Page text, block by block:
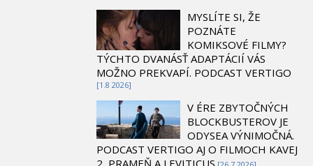
MYSLÍTE SI, ŽE
POZNÁTE
KOMIKSOVÉ FILMY?
TÝCHTO DVANÁSŤ ADAPTÁCIÍ VÁS
MOŽNO PREKVAPÍ. PODCAST VERTIGO
[1.8 2026]
V ÉRE ZBYTOČNÝCH
BLOCKBUSTEROV JE
ODYSEA VÝNIMOČNÁ.
PODCAST VERTIGO AJ O FILMOCH KAVEJ
2, PRAMEŇ A LEVITICUS